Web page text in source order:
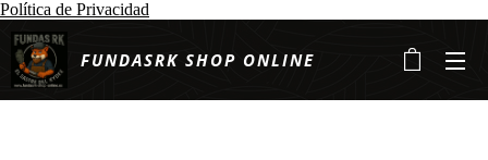
Política de Privacidad
FUNDASRK SHOP ONLINE